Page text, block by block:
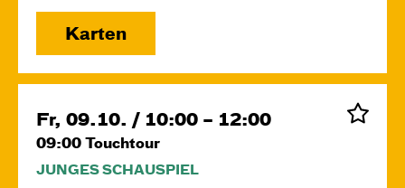
Karten
Fr, 09.10. / 10:00 – 12:00
09:00 Touchtour
JUNGES SCHAUSPIEL